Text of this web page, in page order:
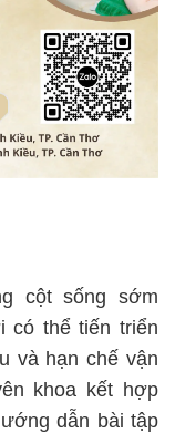
cột sống sớm
có thể tiến triển
và hạn chế vận
khoa kết hợp
dẫn bài tập